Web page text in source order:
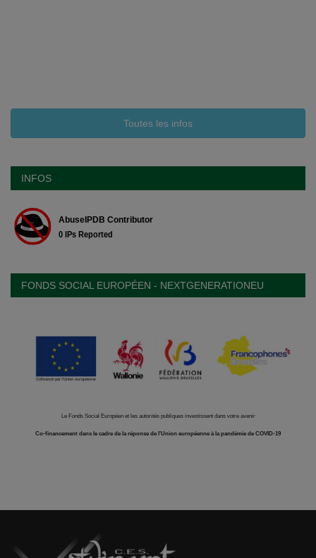
Toutes les infos
INFOS
FONDS SOCIAL EUROPÉEN - NEXTGENERATIONEU
Le Fonds Social Européen et les autorités publiques investissent dans votre avenir
Co-financement dans le cadre de la réponse de l'Union européenne à la pandémie de COVID-19